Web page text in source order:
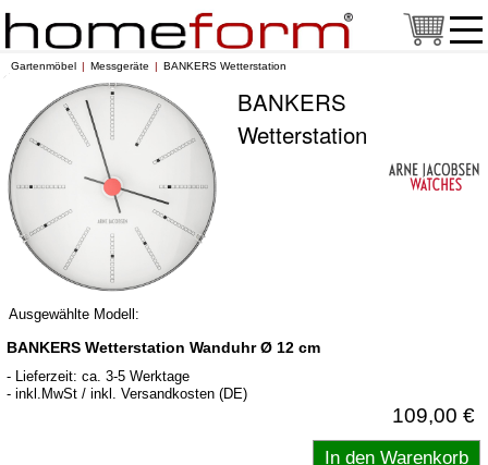
Gartenmöbel Messgeräte BANKERS Wetterstation
BANKERS
Wetterstation
Ausgewählte Modell:
BANKERS Wetterstation Wanduhr Ø 12 cm
- Lieferzeit: ca. 3-5 Werktage
- inkl.MwSt / inkl. Versandkosten (DE)
109,00 €